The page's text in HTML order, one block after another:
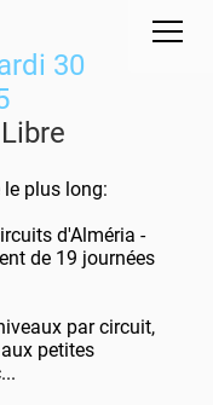
30
plus long:
d'Alméria -
de 19 journées
par circuit,
petites